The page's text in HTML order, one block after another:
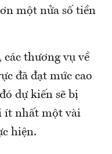
một nửa số tiền
các thương vụ về
đã đạt mức cao
dự kiến sẽ bị
ít nhất một vài
hiện.